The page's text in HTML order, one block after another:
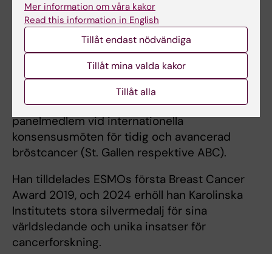
Han har också varit svensk representant i
IARC:s vetenskapliga råd (WHO:s
cancerorgan). Sedan 2012 är han co-chair för
Early Breast Cancer Trialists’ Collaborative
Group (EBCTCG), ett globalt nätverk med över
600 kliniska forskare. Han har vid upprepade
tillfällen deltagit som föreläsare och
panelmedlem vid internationella
konsensusmöten för tidig och avancerad
bröstcancer (St. Gallen respektive ABC).
Han tilldelades ESMOs första Breast Cancer
Award 2019, och 2024 erhöll han Karolinska
Institutets stora silvermedalj för sina
världsledande och unika insatser för
cancerforskning.
Mer information om våra kakor
Read this information in English
Tillåt endast nödvändiga
Tillåt mina valda kakor
Tillåt alla